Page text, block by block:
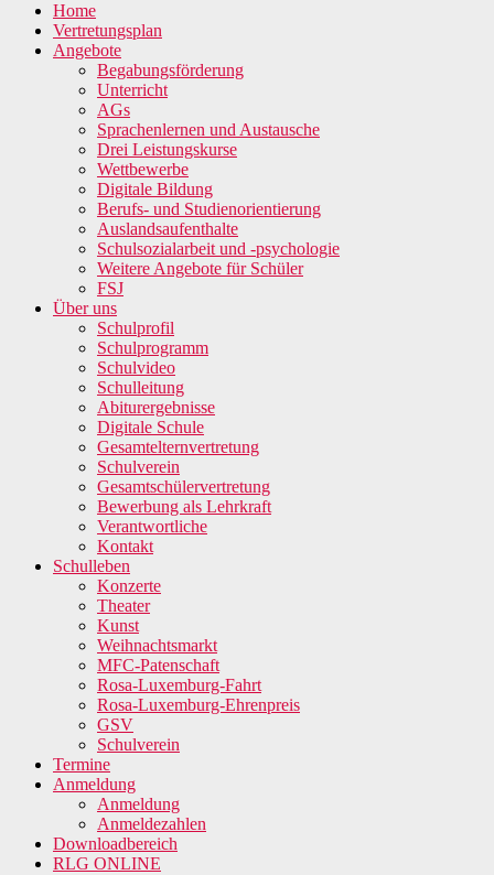
Home
Vertretungsplan
Angebote
Begabungsförderung
Unterricht
AGs
Sprachenlernen und Austausche
Drei Leistungskurse
Wettbewerbe
Digitale Bildung
Berufs- und Studienorientierung
Auslandsaufenthalte
Schulsozialarbeit und -psychologie
Weitere Angebote für Schüler
FSJ
Über uns
Schulprofil
Schulprogramm
Schulvideo
Schulleitung
Abiturergebnisse
Digitale Schule
Gesamtelternvertretung
Schulverein
Gesamtschülervertretung
Bewerbung als Lehrkraft
Verantwortliche
Kontakt
Schulleben
Konzerte
Theater
Kunst
Weihnachtsmarkt
MFC-Patenschaft
Rosa-Luxemburg-Fahrt
Rosa-Luxemburg-Ehrenpreis
GSV
Schulverein
Termine
Anmeldung
Anmeldung
Anmeldezahlen
Downloadbereich
RLG ONLINE